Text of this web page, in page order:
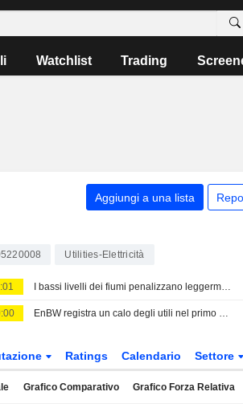
Watchlist Trading
Aggiungi a una lista
Utilities-Elettricità
I bassi livelli dei fiumi penalizzano leggermente le centrali idroelettriche di EnBW, riferisce il CFO
EnBW registra un calo degli utili nel primo semestre a causa dell'abbandono del carbone e del basso livello dei fiumi
Ratings Calendario Settore
Grafico Comparativo Grafico Forza Relativa